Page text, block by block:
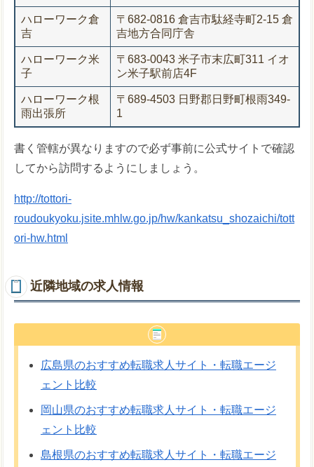
ハローワーク倉
吉
〒682-0816 倉吉市駄経寺町2-15 倉
吉地方合同庁舎
ハローワーク米
子
〒683-0043 米子市末広町311 イオ
ン米子駅前店4F
ハローワーク根
雨出張所
〒689-4503 日野郡日野町根雨349-
1
書く管轄が異なりますので必ず事前に公式サイトで確認
してから訪問するようにしましょう。
http://tottori-
roudoukyoku.jsite.mhlw.go.jp/hw/kankatsu_shozaichi/tott
ori-hw.html
近隣地域の求人情報
広島県のおすすめ転職求人サイト・転職エージ
ェント比較
岡山県のおすすめ転職求人サイト・転職エージ
ェント比較
島根県のおすすめ転職求人サイト・転職エージ